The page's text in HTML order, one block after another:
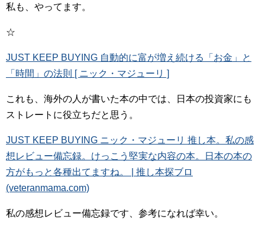
私も、やってます。
☆
JUST KEEP BUYING 自動的に富が増え続ける「お金」と
「時間」の法則 [ ニック・マジューリ ]
これも、海外の人が書いた本の中では、日本の投資家にも
ストレートに役立ちだと思う。
JUST KEEP BUYING ニック・マジューリ 推し本。私の感
想レビュー備忘録。けっこう堅実な内容の本。日本の本の
方がもっと各種出てますね。 | 推し本探ブロ
(veteranmama.com)
私の感想レビュー備忘録です、参考になれば幸い。